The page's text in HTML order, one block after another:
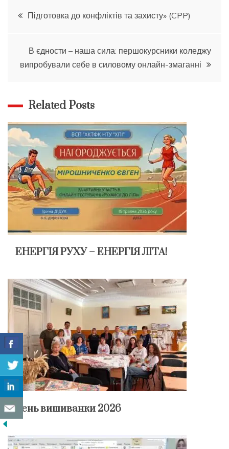
Навігація
Підготовка до конфліктів та захисту» (CPP)
В єдности – наша сила: першокурсники коледжу
випробували себе в силовому онлайн-змаганні
Related Posts
ЕНЕРГІЯ РУХУ – ЕНЕРГІЯ ЛІТА!
День вишиванки 2026